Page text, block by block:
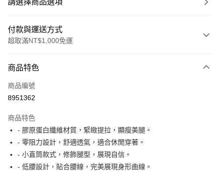
請選擇商品選項
付款與運送方式
超取滿NT$1,000免運
信用卡一次付款
Apple Pay
運送方式
付款後全家取貨
每筆NT$60，滿NT$1,000(含以上)免運費
商品特色
商品編號
8951362
商品特色
- 膠原蛋白纖維材質，緊緻提拉，顯瘦美腿。
- 零阻力設計，舒適透氣，適合休閒穿著。
- 小直筒款式，修飾腿型，展現自信。
- 低腰設計，貼合腰線，完美展現身形曲線。